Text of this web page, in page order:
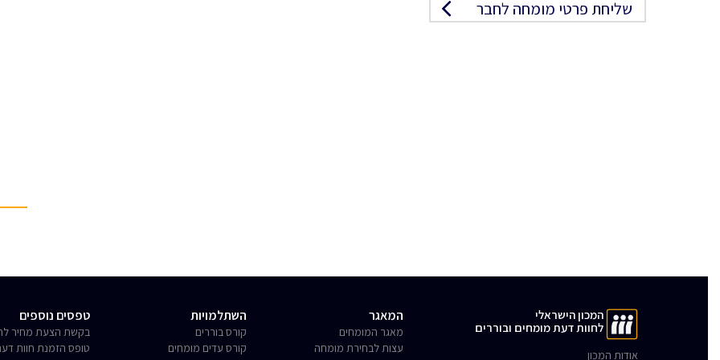
שליחת פרטי מומחה לחבר
המכון הישראלי
לחוות דעת מומחים ובוררים
אודות המכון
המאגר
מאגר המומחים
עצות לבחירת מומחה
השתלמויות
קורס בוררים
קורס עדים מומחים
טפסים נוספים
בקשת הצעת מחיר
טופס הזמנת חוות